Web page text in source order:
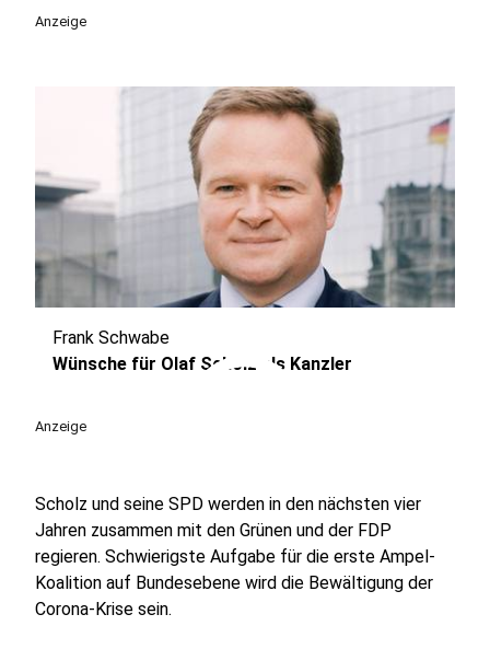
Anzeige
play_circle
Frank Schwabe
Wünsche für Olaf Scholz als Kanzler
Anzeige
Scholz und seine SPD werden in den nächsten vier
Jahren zusammen mit den Grünen und der FDP
regieren. Schwierigste Aufgabe für die erste Ampel-
Koalition auf Bundesebene wird die Bewältigung der
Corona-Krise sein.